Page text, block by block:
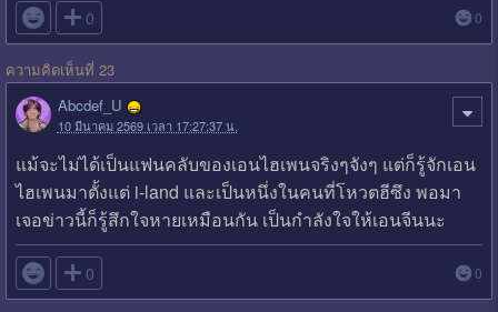
 0 0
ความคิดเห็นที่ 23
Abcdef_U
10 มีนาคม 2569 เวลา 17:27:37 น.
แม้จะไม่ได้เป็นแฟนคลับของเอนไฮเพนจริงๆจังๆ แต่ก็รู้จักเอน
ไฮเพนมาตั้งแต่ i-land และเป็นหนึ่งในคนที่โหวตฮีซึง พอมา
เจอข่าวนี้ก็รู้สึกใจหายเหมือนกัน เป็นกำลังใจให้เอนจีนนะ
 0 0